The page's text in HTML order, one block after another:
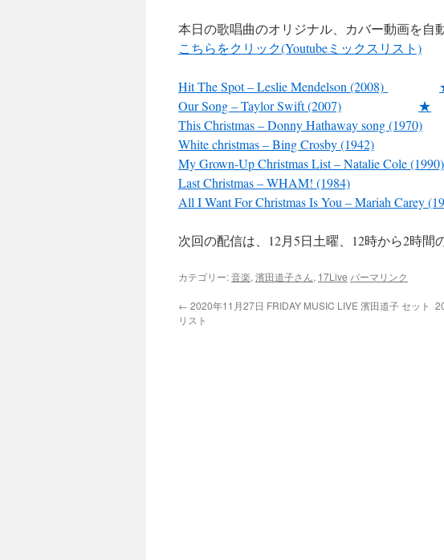
本日の歌唱曲のオリジナル、カバー動画を自
こちらをクリック(Youtubeミックスリスト)
Hit The Spot – Leslie Mendelson (2008)
Our Song – Taylor Swift (2007)
★
This Christmas – Donny Hathaway song (1970)
White christmas – Bing Crosby (1942)
My Grown-Up Christmas List – Natalie Cole (1990)
Last Christmas – WHAM! (1984)
All I Want For Christmas Is You – Mariah Carey
次回の配信は、12月5日土曜、12時から2時間
カテゴリー:音楽, 濱田道子さん, 17Live パーマリンク
← 2020年11月27日 FRIDAY MUSIC LIVE 濱田道子 セット
リスト